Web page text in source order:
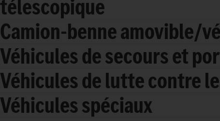
télescopique
Camion-benne amovible/
Véhicules de secours et
Véhicules de lutte contre
Véhicules spéciaux